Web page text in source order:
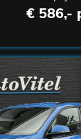
€ 586,-